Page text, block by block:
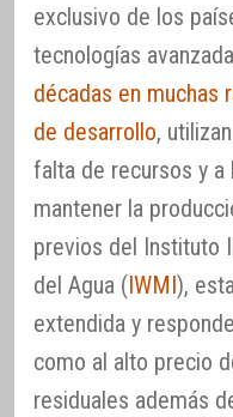
exclusivo de los
tecnologías
décadas en muchas
de desarrollo,
falta de recursos y a
mantener la
previos del Instituto
del Agua (IWMI),
extendida y
como al alto precio
residuales además